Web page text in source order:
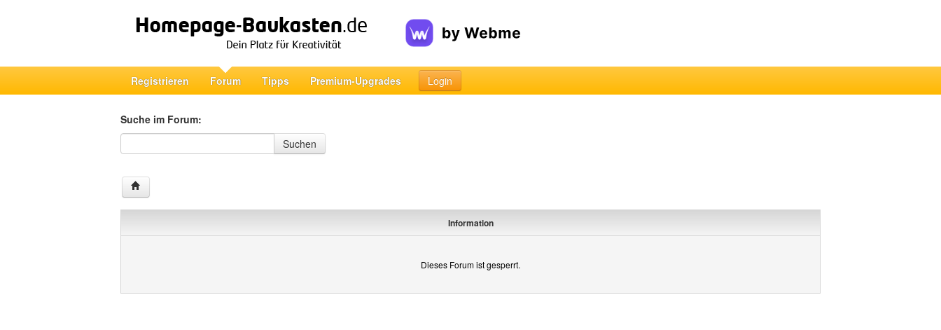
Registrieren Forum Tipps Premium-Upgrades Login
Suche im Forum:
Suche im Forum
Suchen
Information
Dieses Forum ist gesperrt.